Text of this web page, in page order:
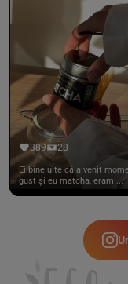
389 28
Ei bine uite că a venit
gust și eu matcha, eram ...